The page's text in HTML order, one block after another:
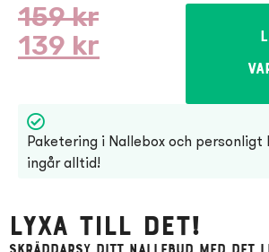
159kr
139 kr
Paketering i Nallebox och personligt
ingår alltid!
Lyxa till det!